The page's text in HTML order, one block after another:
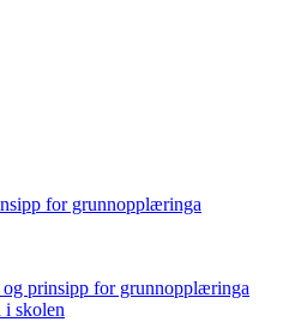
for grunnopplæringa
prinsipp for grunnopplæringa
i skolen